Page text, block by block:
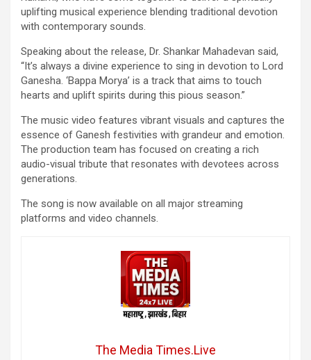
uplifting musical experience blending traditional devotion
with contemporary sounds.
Speaking about the release, Dr. Shankar Mahadevan said,
“It’s always a divine experience to sing in devotion to Lord
Ganesha. ‘Bappa Morya’ is a track that aims to touch
hearts and uplift spirits during this pious season.”
The music video features vibrant visuals and captures the
essence of Ganesh festivities with grandeur and emotion.
The production team has focused on creating a rich
audio-visual tribute that resonates with devotees across
generations.
The song is now available on all major streaming
platforms and video channels.
The Media Times.Live